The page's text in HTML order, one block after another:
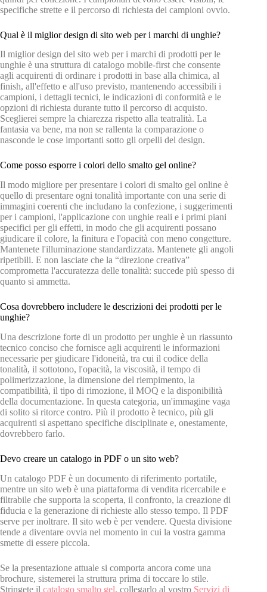
specifiche strette e il percorso di richiesta dei campioni ovvio.
Qual è il miglior design di sito web per i marchi di unghie?
Il miglior design del sito web per i marchi di prodotti per le
unghie è una struttura di catalogo mobile-first che consente
agli acquirenti di ordinare i prodotti in base alla chimica, al
finish, all'effetto e all'uso previsto, mantenendo accessibili i
campioni, i dettagli tecnici, le indicazioni di conformità e le
opzioni di richiesta durante tutto il percorso di acquisto.
Sceglierei sempre la chiarezza rispetto alla teatralità. La
fantasia va bene, ma non se rallenta la comparazione o
nasconde le cose importanti sotto gli orpelli del design.
Come posso esporre i colori dello smalto gel online?
Il modo migliore per presentare i colori di smalto gel online è
quello di presentare ogni tonalità importante con una serie di
immagini coerenti che includano la confezione, i suggerimenti
per i campioni, l'applicazione con unghie reali e i primi piani
specifici per gli effetti, in modo che gli acquirenti possano
giudicare il colore, la finitura e l'opacità con meno congetture.
Mantenete l'illuminazione standardizzata. Mantenete gli angoli
ripetibili. E non lasciate che la “direzione creativa”
comprometta l'accuratezza delle tonalità: succede più spesso di
quanto si ammetta.
Cosa dovrebbero includere le descrizioni dei prodotti per le
unghie?
Una descrizione forte di un prodotto per unghie è un riassunto
tecnico conciso che fornisce agli acquirenti le informazioni
necessarie per giudicare l'idoneità, tra cui il codice della
tonalità, il sottotono, l'opacità, la viscosità, il tempo di
polimerizzazione, la dimensione del riempimento, la
compatibilità, il tipo di rimozione, il MOQ e la disponibilità
della documentazione. In questa categoria, un'immagine vaga
di solito si ritorce contro. Più il prodotto è tecnico, più gli
acquirenti si aspettano specifiche disciplinate e, onestamente,
dovrebbero farlo.
Devo creare un catalogo in PDF o un sito web?
Un catalogo PDF è un documento di riferimento portatile,
mentre un sito web è una piattaforma di vendita ricercabile e
filtrabile che supporta la scoperta, il confronto, la creazione di
fiducia e la generazione di richieste allo stesso tempo. Il PDF
serve per inoltrare. Il sito web è per vendere. Questa divisione
tende a diventare ovvia nel momento in cui la vostra gamma
smette di essere piccola.
Se la presentazione attuale si comporta ancora come una
brochure, sistemerei la struttura prima di toccare lo stile.
Stringete il catalogo smalto gel, collegarlo al vostro Servizi di